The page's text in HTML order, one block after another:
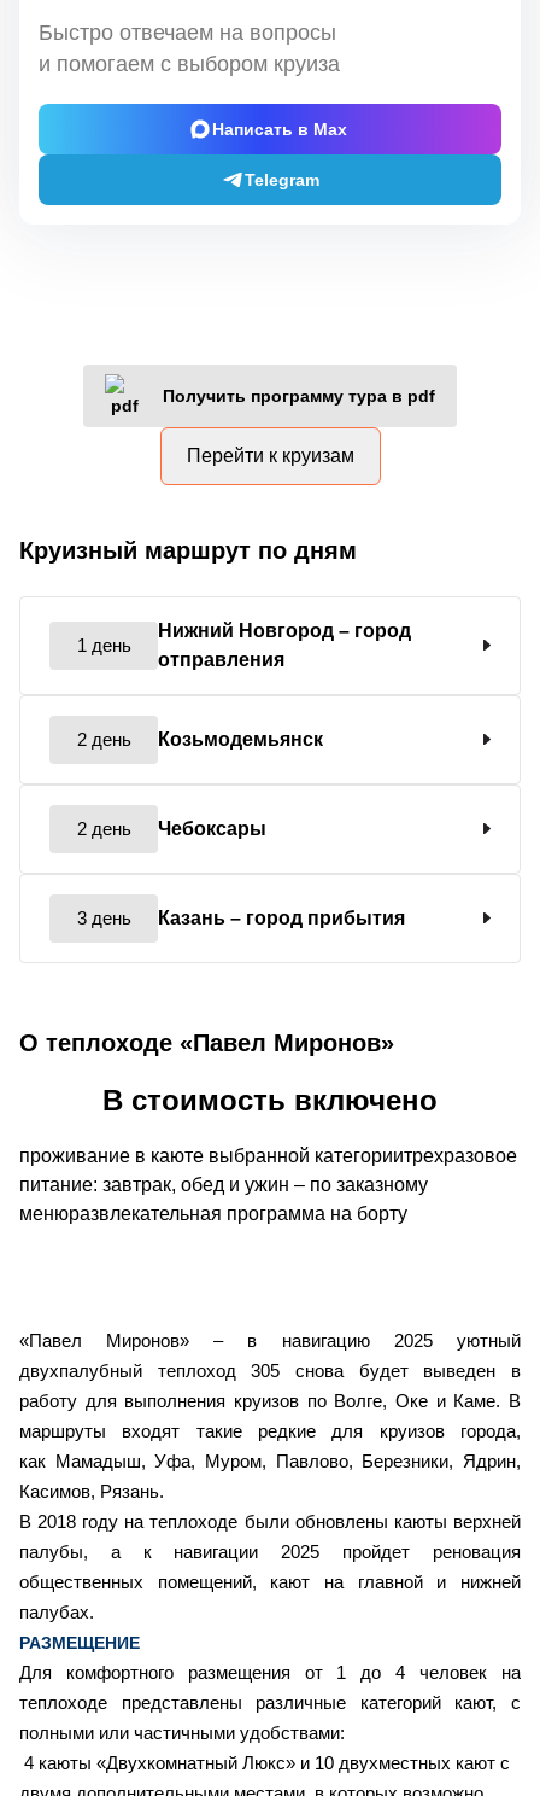
Быстро отвечаем на вопросы
и помогаем с выбором круиза
Написать в Max
Telegram
Получить программу тура в pdf
Перейти к круизам
Круизный маршрут по дням
1 день
Нижний Новгород – город
отправления
2 день Козьмодемьянск
2 день Чебоксары
3 день Казань – город прибытия
О теплоходе «Павел Миронов»
«Павел Миронов» – в навигацию 2025 уютный
двухпалубный теплоход 305 снова будет выведен в
работу для выполнения круизов по Волге, Оке и Каме. В
маршруты входят такие редкие для круизов города,
как Мамадыш, Уфа, Муром, Павлово, Березники, Ядрин,
Касимов, Рязань.
В 2018 году на теплоходе были обновлены каюты верхней
палубы, а к навигации 2025 пройдет реновация
общественных помещений, кают на главной и нижней
палубах.
РАЗМЕЩЕНИЕ
Для комфортного размещения от 1 до 4 человек на
теплоходе представлены различные категорий кают, с
полными или частичными удобствами:
4 каюты «Двухкомнатный Люкс» и 10 двухместных кают с
В стоимость включено
проживание в каюте выбранной категориитрехразовое
питание: завтрак, обед и ужин – по заказному
менюразвлекательная программа на борту